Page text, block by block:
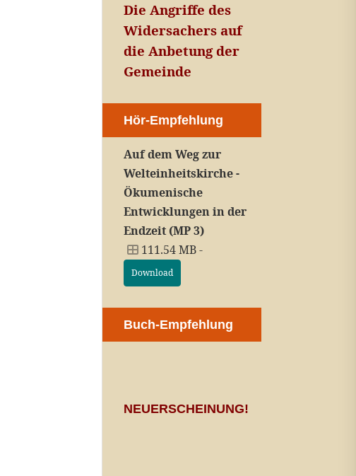
Die Angriffe des
Widersachers auf
die Anbetung der
Gemeinde
Hör-Empfehlung
Auf dem Weg zur
Welteinheitskirche -
Ökumenische
Entwicklungen in der
Endzeit (MP 3)
111.54 MB -
Download
Buch-Empfehlung
NEUERSCHEINUNG!